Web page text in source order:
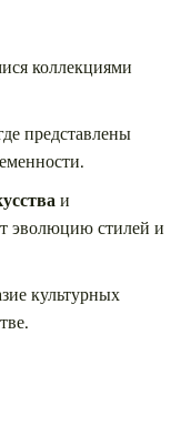
коллекциями
представлены
и
эволюцию стилей и
культурных